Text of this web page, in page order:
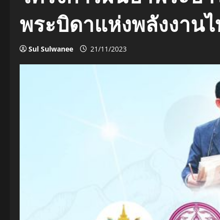
พระบิดาแห่งพลังงาน
Sul Sulwanee 21/11/2023